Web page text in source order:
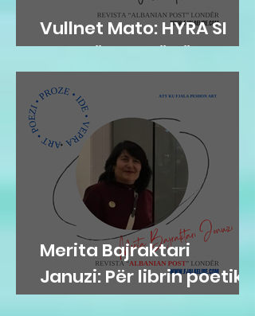
Vullnet Mato: HYRA SI
ZOG NË FOLENË TËNDE
Merita Bajraktari
Januzi: Për librin poetik
”Teh nate” të Hazir